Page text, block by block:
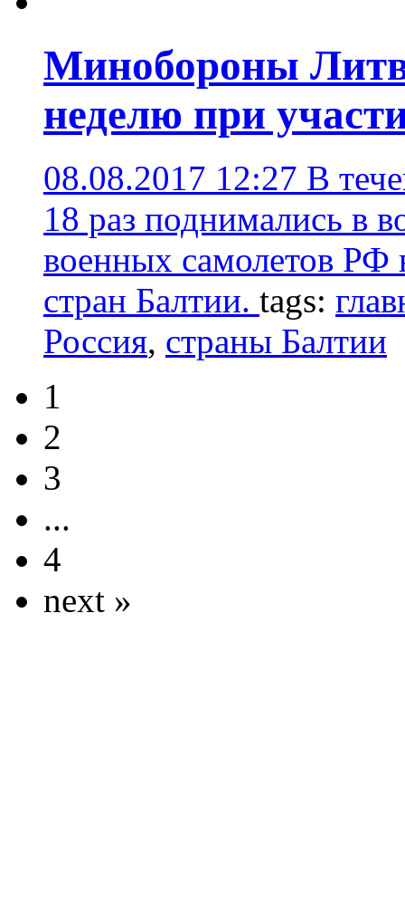
Минобороны
неделю при
08.08.2017 12:27 В
18 раз поднимались в
военных самолетов РФ
стран Балтии. tags:
Россия, страны Балтии
1
2
3
...
4
next »